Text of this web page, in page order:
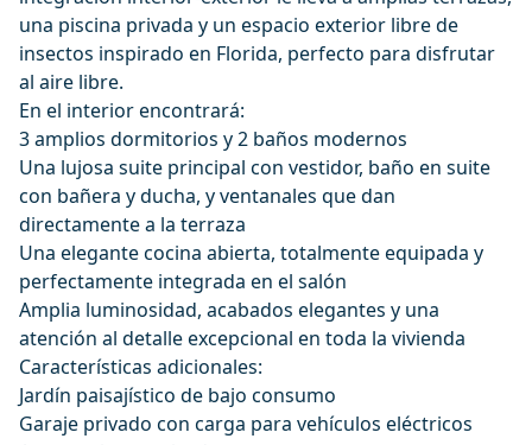
una piscina privada y un espacio exterior libre de
insectos inspirado en Florida, perfecto para disfrutar
al aire libre.
En el interior encontrará:
3 amplios dormitorios y 2 baños modernos
Una lujosa suite principal con vestidor, baño en suite
con bañera y ducha, y ventanales que dan
directamente a la terraza
Una elegante cocina abierta, totalmente equipada y
perfectamente integrada en el salón
Amplia luminosidad, acabados elegantes y una
atención al detalle excepcional en toda la vivienda
Características adicionales:
Jardín paisajístico de bajo consumo
Garaje privado con carga para vehículos eléctricos